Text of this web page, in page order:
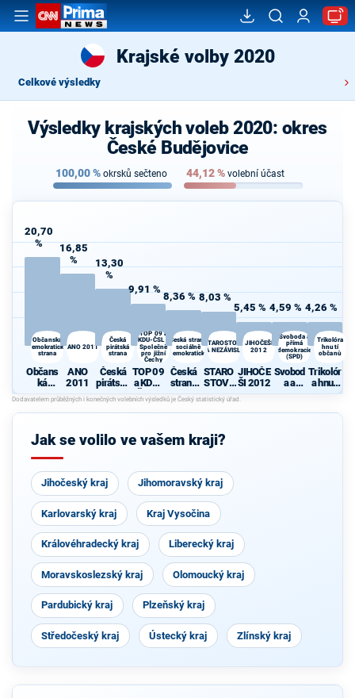
Krajské volby 2020
Celkové výsledky
Výsledky krajských voleb 2020: okres
České Budějovice
100,00% okrsků sečteno 44,12% volební účast
20,70
%
Občanská
demokratická
strana
Občans
ká
demokr
atická
strana
16,85
%
ANO 2011
ANO
2011
13,30
%
Česká
pirátská
strana
Česká
pirátská
strana
9,91 %
TOP 09 a
KDU-ČSL -
Společně
pro jižní
Čechy
TOP 09
a KDU-
ČSL -
Společn
ě pro
Čechy
8,36 %
Česká strana
sociálně
demokratická
Česká
strana
sociálně
demokr
atická
8,03 %
STAROSTOVÉ
A NEZÁVISLÍ
STARO
STOVÉ
A
NEZÁVI
SLÍ
5,45 %
JIHOČEŠI
2012
JIHOČE
ŠI 2012
4,59 %
Svoboda a
přímá
demokracie
(SPD)
Svobod
a a
přímá
acie
4,26 %
Trikolóra
hnutí
občanů
Trikolór
a hnutí
občanů
Jak se volilo ve vašem kraji?
Jihočeský kraj Jihomoravský kraj
Karlovarský kraj Kraj Vysočina
Královéhradecký kraj Liberecký kraj
Moravskoslezský kraj Olomoucký kraj
Pardubický kraj Plzeňský kraj
Středočeský kraj Ústecký kraj Zlínský kraj